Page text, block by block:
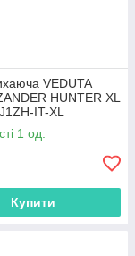
VEDUTA
HUNTER XL
IT-XL
1 од.
Купити